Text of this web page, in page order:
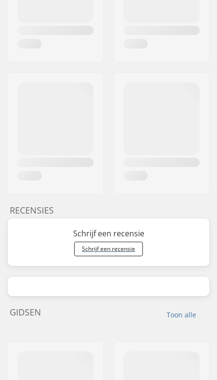
RECENSIES
Schrijf een recensie
Schrijf een recensie
Toon alle
GIDSEN